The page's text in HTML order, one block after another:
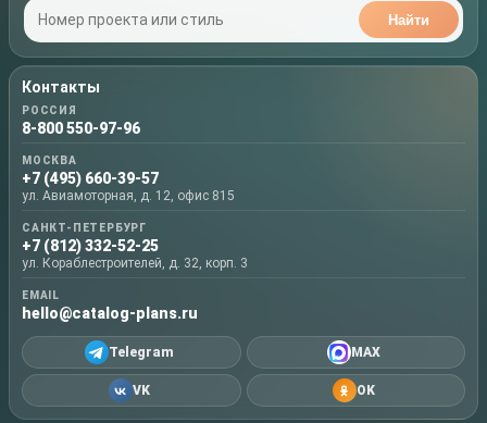
Найти
Контакты
РОССИЯ
8-800 550-97-96
МОСКВА
+7 (495) 660-39-57
ул. Авиамоторная, д. 12, офис 815
САНКТ-ПЕТЕРБУРГ
+7 (812) 332-52-25
ул. Кораблестроителей, д. 32, корп. 3
EMAIL
hello@catalog-plans.ru
Telegram MAX
VK OK